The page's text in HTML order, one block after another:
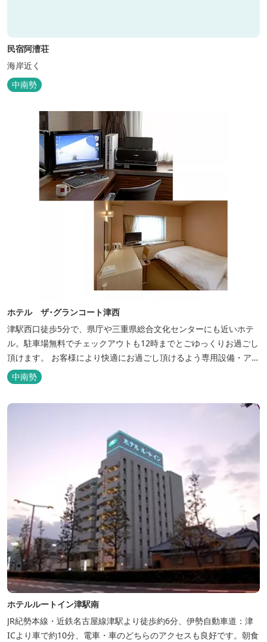
民宿阿漕荘
海岸近く
中南勢
ホテル ザ･グランコート津西
津駅西口徒歩5分で、県庁や三重県総合文化センターにも近いホテ
ル。駐車場無料でチェックアウトも12時までとごゆっくりお過ごし
頂けます。 お客様により快適にお過ごし頂けるよう専用設備・アメ
ニティ付き女性専用フロアやビジネスマンに最適なパソコン・プリ
ンター設置のお部屋など多種多様な部屋タイプ・サービスをご用
意。本質の時間、至上の空間をお届けいたします。 また１Fにはカ
中南勢
ホテルルートイン津駅南
JR紀勢本線・近鉄名古屋線津駅より徒歩約6分、伊勢自動車道：津
ICより車で約10分、電車・車のどちらのアクセスも良好です。朝食